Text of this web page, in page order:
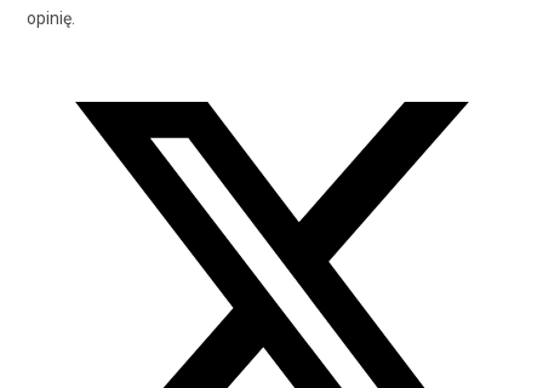
opinię.